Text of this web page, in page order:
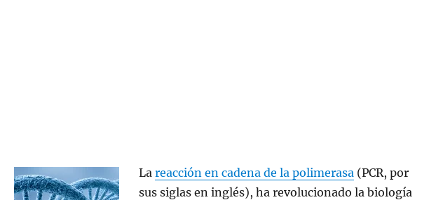
La reacción en cadena de la polimerasa(PCR, por
sus siglas en inglés), ha revolucionado la biología